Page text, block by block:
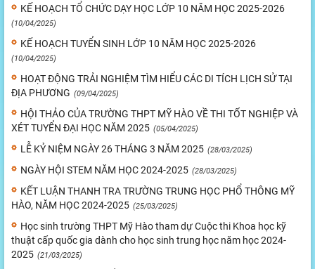
KẾ HOẠCH TỔ CHỨC DẠY HỌC LỚP 10 NĂM HỌC 2025-2026
(10/04/2025)
KẾ HOẠCH TUYỂN SINH LỚP 10 NĂM HỌC 2025-2026
(10/04/2025)
HOẠT ĐỘNG TRẢI NGHIỆM TÌM HIỂU CÁC DI TÍCH LỊCH SỬ TẠI
ĐỊA PHƯƠNG (09/04/2025)
HỘI THẢO CỦA TRƯỜNG THPT MỸ HÀO VỀ THI TỐT NGHIỆP VÀ
XÉT TUYỂN ĐẠI HỌC NĂM 2025 (05/04/2025)
LỄ KỶ NIỆM NGÀY 26 THÁNG 3 NĂM 2025 (28/03/2025)
NGÀY HỘI STEM NĂM HỌC 2024-2025 (28/03/2025)
KẾT LUẬN THANH TRA TRƯỜNG TRUNG HỌC PHỔ THÔNG MỸ
HÀO, NĂM HỌC 2024-2025 (25/03/2025)
Học sinh trường THPT Mỹ Hào tham dự Cuộc thi Khoa học kỹ
thuật cấp quốc gia dành cho học sinh trung học năm học 2024-
2025 (21/03/2025)